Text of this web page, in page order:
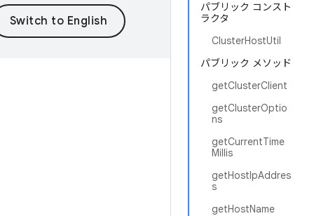
パブリック コンスト
ラクタ
ClusterHostUtil
パブリック メソッド
getClusterClient
getClusterOptio
ns
getCurrentTime
Millis
getHostIpAddres
s
getHostName